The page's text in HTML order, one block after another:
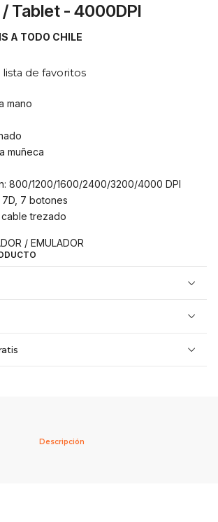
Tablet - 4000DPI
A TODO CHILE
de favoritos
mano
muñeca
800/1200/1600/2400/3200/4000 DPI
7D, 7 botones
cable trezado
/ EMULADOR
Descripción